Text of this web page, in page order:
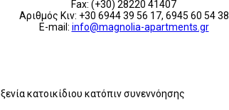
Fax: (+30) 28220 41407
Αριθμός Κιν: +30 6944 39 56 17, 6945 60 54 38
E-mail: info@magnolia-apartments.gr
κατοικίδιου κατόπιν συνεννόησης